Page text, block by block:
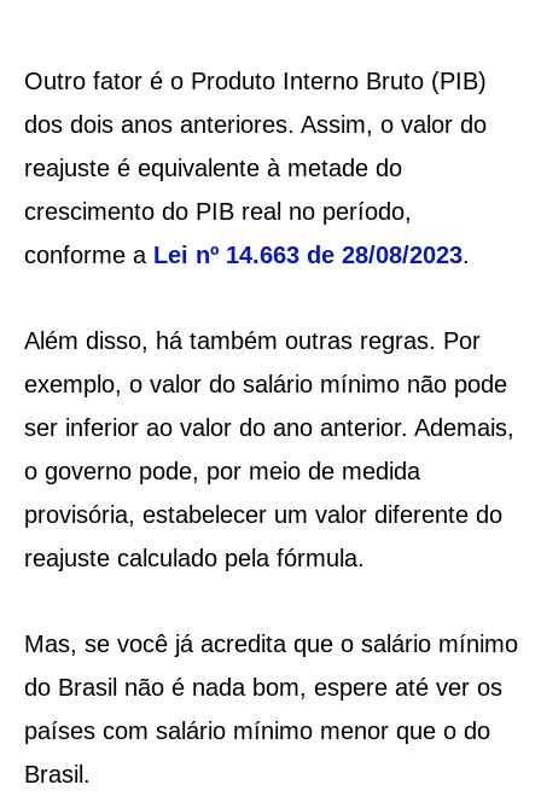
Outro fator é o Produto Interno Bruto (PIB)
dos dois anos anteriores. Assim, o valor do
reajuste é equivalente à metade do
crescimento do PIB real no período,
conforme a Lei nº 14.663 de 28/08/2023.
Além disso, há também outras regras. Por
exemplo, o valor do salário mínimo não pode
ser inferior ao valor do ano anterior. Ademais,
o governo pode, por meio de medida
provisória, estabelecer um valor diferente do
reajuste calculado pela fórmula.
Mas, se você já acredita que o salário mínimo
do Brasil não é nada bom, espere até ver os
países com salário mínimo menor que o do
Brasil.